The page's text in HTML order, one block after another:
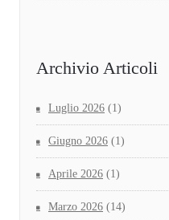
Archivio Articoli
Luglio 2026 (1)
Giugno 2026 (1)
Aprile 2026 (1)
Marzo 2026 (14)